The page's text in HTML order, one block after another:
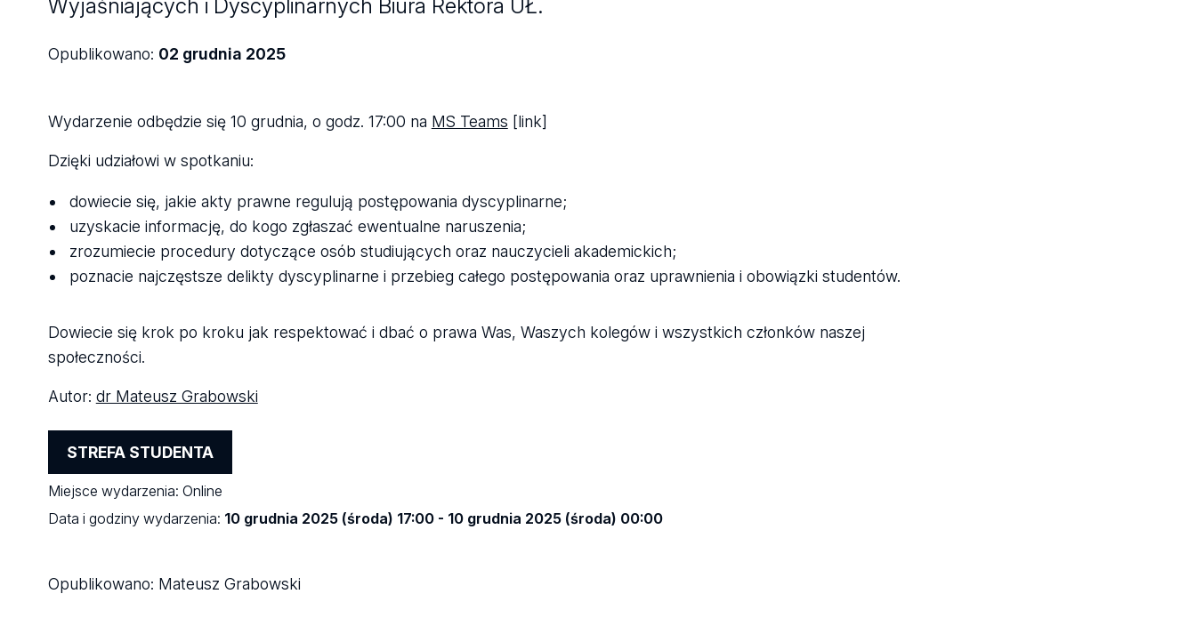
Wyjaśniających i Dyscyplinarnych Biura Rektora UŁ.
Opublikowano: 02 grudnia 2025
Wydarzenie odbędzie się 10 grudnia, o godz. 17:00 na MS Teams [link]
Dzięki udziałowi w spotkaniu:
dowiecie się, jakie akty prawne regulują postępowania dyscyplinarne;
uzyskacie informację, do kogo zgłaszać ewentualne naruszenia;
zrozumiecie procedury dotyczące osób studiujących oraz nauczycieli akademickich;
poznacie najczęstsze delikty dyscyplinarne i przebieg całego postępowania oraz uprawnienia i obowiązki studentów.
Dowiecie się krok po kroku jak respektować i dbać o prawa Was, Waszych kolegów i wszystkich członków naszej
społeczności.
Autor: dr Mateusz Grabowski
STREFA STUDENTA
Miejsce wydarzenia: Online
Data i godziny wydarzenia: 10 grudnia 2025 (środa) 17:00 - 10 grudnia 2025 (środa) 00:00
Opublikowano: Mateusz Grabowski